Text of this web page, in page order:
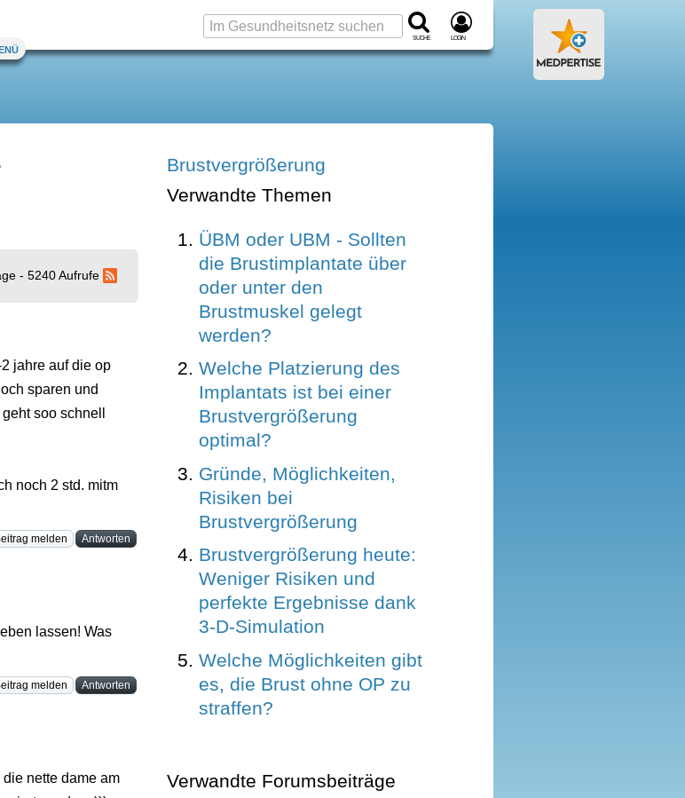
Suche Login
- 5240 Aufrufe
jahre auf die op
sparen und
soo schnell
noch 2 std. mitm
melden Antworten
lassen! Was
melden Antworten
nette dame am
Brustvergrößerung
Verwandte Themen
ÜBM oder UBM - Sollten
die Brustimplantate über
oder unter den
Brustmuskel gelegt
werden?
Welche Platzierung des
Implantats ist bei einer
Brustvergrößerung
optimal?
Gründe, Möglichkeiten,
Risiken bei
Brustvergrößerung
Brustvergrößerung heute:
Weniger Risiken und
perfekte Ergebnisse dank
3-D-Simulation
Welche Möglichkeiten gibt
es, die Brust ohne OP zu
straffen?
Verwandte Forumsbeiträge